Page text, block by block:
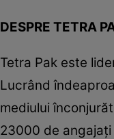
DESPRE TETRA
Tetra Pak este
Lucrând
mediului
23000 de